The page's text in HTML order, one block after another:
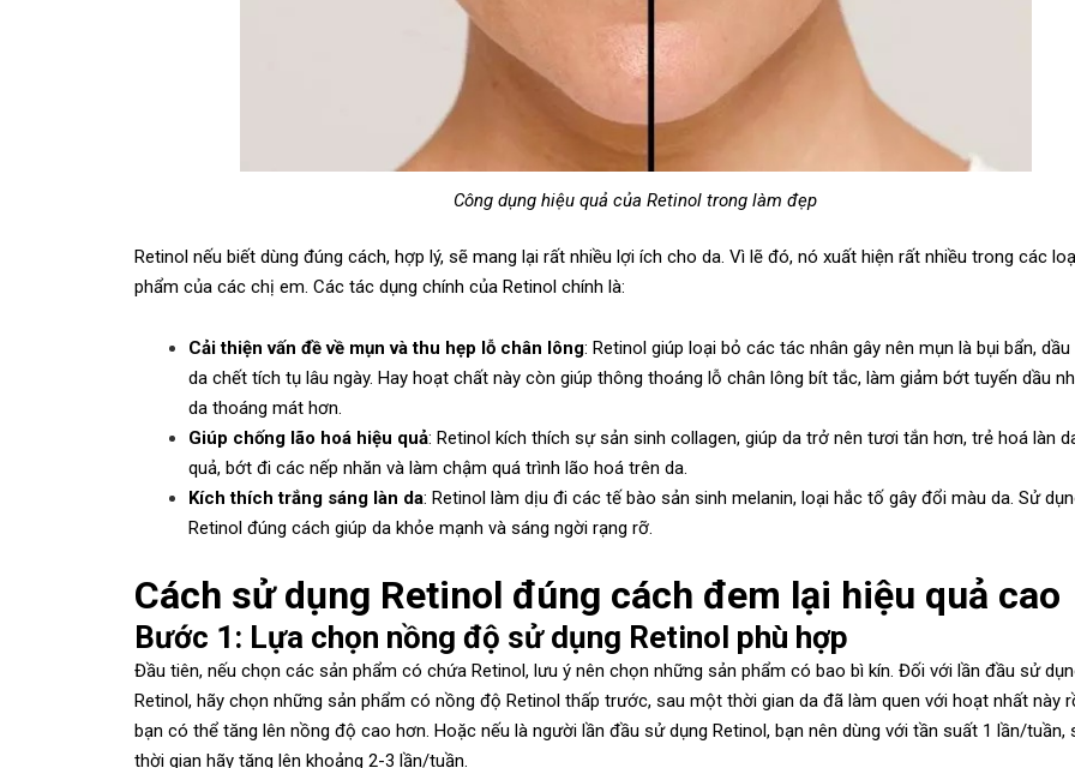
Công dụng hiệu quả của Retinol trong làm đẹp
Retinol nếu biết dùng đúng cách, hợp lý, sẽ mang lại rất nhiều lợi ích cho da. Vì lẽ đó, nó xuất hiện rất nhiều trong các
phẩm của các chị em. Các tác dụng chính của Retinol chính là:
Cải thiện vấn đề về mụn và thu hẹp lỗ chân lông: Retinol giúp loại bỏ các tác nhân gây nên mụn là bụi bẩn,
da chết tích tụ lâu ngày. Hay hoạt chất này còn giúp thông thoáng lỗ chân lông bít tắc, làm giảm bớt tuyến dầu
da thoáng mát hơn.
Giúp chống lão hoá hiệu quả: Retinol kích thích sự sản sinh collagen, giúp da trở nên tươi tắn hơn, trẻ hoá làn
quả, bớt đi các nếp nhăn và làm chậm quá trình lão hoá trên da.
Kích thích trắng sáng làn da: Retinol làm dịu đi các tế bào sản sinh melanin, loại hắc tố gây đổi màu da. Sử
Retinol đúng cách giúp da khỏe mạnh và sáng ngời rạng rỡ.
Cách sử dụng Retinol đúng cách đem lại hiệu quả cao
Bước 1: Lựa chọn nồng độ sử dụng Retinol phù hợp
Đầu tiên, nếu chọn các sản phẩm có chứa Retinol, lưu ý nên chọn những sản phẩm có bao bì kín. Đối với lần đầu sử
Retinol, hãy chọn những sản phẩm có nồng độ Retinol thấp trước, sau một thời gian da đã làm quen với hoạt nhất này
bạn có thể tăng lên nồng độ cao hơn. Hoặc nếu là người lần đầu sử dụng Retinol, bạn nên dùng với tần suất 1 lần/tuần,
thời gian hãy tăng lên khoảng 2-3 lần/tuần.